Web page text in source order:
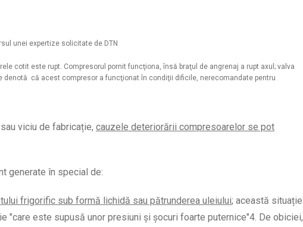
unei expertize solicitate de DTN
cotit este rupt. Compresorul pornit funcţiona, însă braţul de angrenaj a rupt axul; valva
denotă că acest compresor a funcţionat în condiţii dificile, nerecomandate pentru
viciu de fabricație, cauzele deteriorării compresoarelor se pot
generate în special de:
frigorific sub formă lichidă sau pătrunderea uleiului; această situație
"care este supusă unor presiuni și șocuri foarte puternice"4. De obiciei,